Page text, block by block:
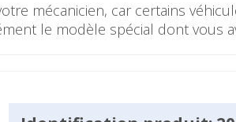
mécanicien, car certains
le modèle spécial dont vous